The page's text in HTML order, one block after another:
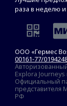
раза в неделю
ООО «Гермес
00161-77/
Explora
Официальный
представителя
РФ